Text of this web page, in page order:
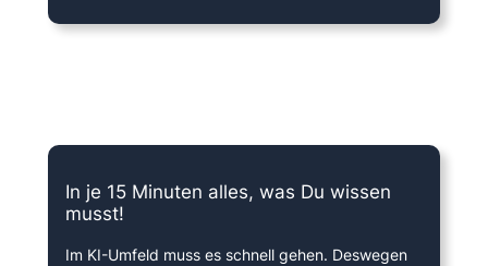
In je 15 Minuten alles, was Du wissen
musst!
Im KI-Umfeld muss es schnell gehen. Deswegen